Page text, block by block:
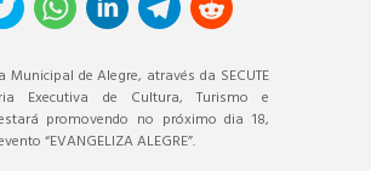
Municipal de Alegre, através da SECUTE
Executiva de Cultura, Turismo e
promovendo no próximo dia 18,
“EVANGELIZA ALEGRE”.